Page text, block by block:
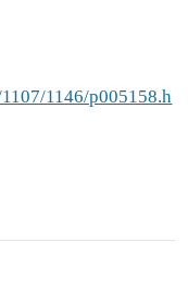
1146/p005158.h